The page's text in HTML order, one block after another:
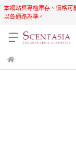
本網站與專櫃庫存、價格可
以各通路為準。